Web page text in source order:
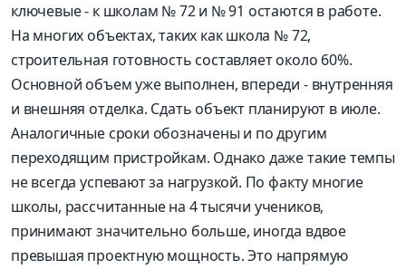
ключевые - к школам № 72 и № 91 остаются в работе.
На многих объектах, таких как школа № 72,
строительная готовность составляет около 60%.
Основной объем уже выполнен, впереди - внутренняя
и внешняя отделка. Сдать объект планируют в июле.
Аналогичные сроки обозначены и по другим
переходящим пристройкам. Однако даже такие темпы
не всегда успевают за нагрузкой. По факту многие
школы, рассчитанные на 4 тысячи учеников,
принимают значительно больше, иногда вдвое
превышая проектную мощность. Это напрямую